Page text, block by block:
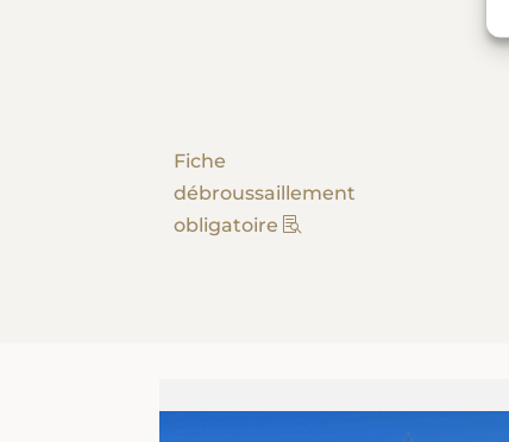
Fiche
débroussaillement
obligatoire